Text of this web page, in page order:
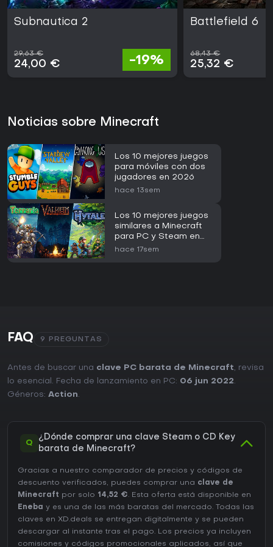
allá.
Si te apasiona la creatividad sin límites o aventuras
todo con opciones como Realms para servidores privados.
Su popularidad perdurable lo convierte en una apuesta
segura para novatos o veteranos que regresan por
Subnautica 2
29,63 €
24,00 € -19%
Battlefield 6
68,43 €
25,32 €
Noticias sobre Minecraft
Los 10 mejores juegos
para móviles con dos
jugadores en 2026
hace 13sem
Los 10 mejores juegos
similares a Minecraft
para PC y Steam en
2026
hace 17sem
FAQ 9 PREGUNTAS
Antes de buscar una clave PC barata de Minecraft, revisa
lo esencial. Fecha de lanzamiento en PC: 06 jun 2022.
Géneros: Action.
Q
¿Dónde comprar una clave Steam o CD Key
barata de Minecraft?
Gracias a nuestro comparador de precios y códigos de
descuento verificados, puedes comprar una clave de
Minecraft por solo 14,52 €. Esta oferta está disponible en
Eneba y es una de las más baratas del mercado. Todas las
claves en XD.deals se entregan digitalmente y se pueden
descargar al instante tras el pago. Los precios ya incluyen
comisiones y códigos promocionales aplicados, así que